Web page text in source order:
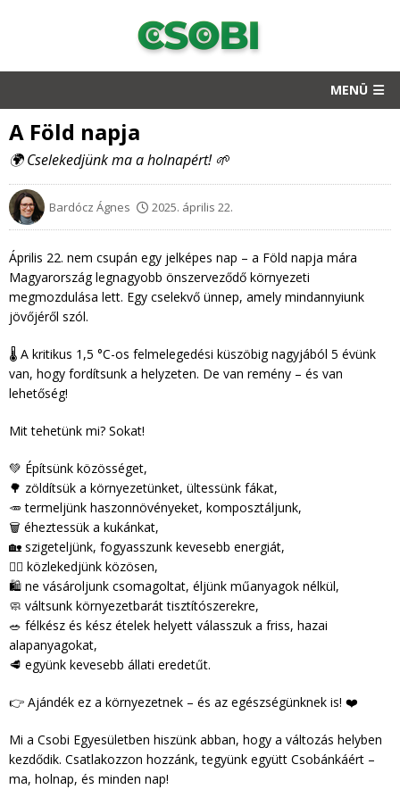
MENÜ
A Föld napja
🌍 Cselekedjünk ma a holnapért! 🌱
Bardócz Ágnes 2025. április 22.
Április 22. nem csupán egy jelképes nap – a Föld napja mára
Magyarország legnagyobb önszerveződő környezeti
megmozdulása lett. Egy cselekvő ünnep, amely mindannyiunk
jövőjéről szól.
🌡 A kritikus 1,5 °C-os felmelegedési küszöbig nagyjából 5 évünk
van, hogy fordítsunk a helyzeten. De van remény – és van
lehetőség!
Mit tehetünk mi? Sokat!
💚 Építsünk közösséget,
🌳 zöldítsük a környezetünket, ültessünk fákat,
🥕 termeljünk haszonnövényeket, komposztáljunk,
🗑 éheztessük a kukánkat,
🏡 szigeteljünk, fogyasszunk kevesebb energiát,
🚶‍♀️ közlekedjünk közösen,
🛍 ne vásároljunk csomagoltat, éljünk műanyagok nélkül,
🧼 váltsunk környezetbarát tisztítószerekre,
🥗 félkész és kész ételek helyett válasszuk a friss, hazai
alapanyagokat,
🥩 együnk kevesebb állati eredetűt.
👉 Ajándék ez a környezetnek – és az egészségünknek is! ❤️
Mi a Csobi Egyesületben hiszünk abban, hogy a változás helyben
kezdődik. Csatlakozzon hozzánk, tegyünk együtt Csobánkáért –
ma, holnap, és minden nap!